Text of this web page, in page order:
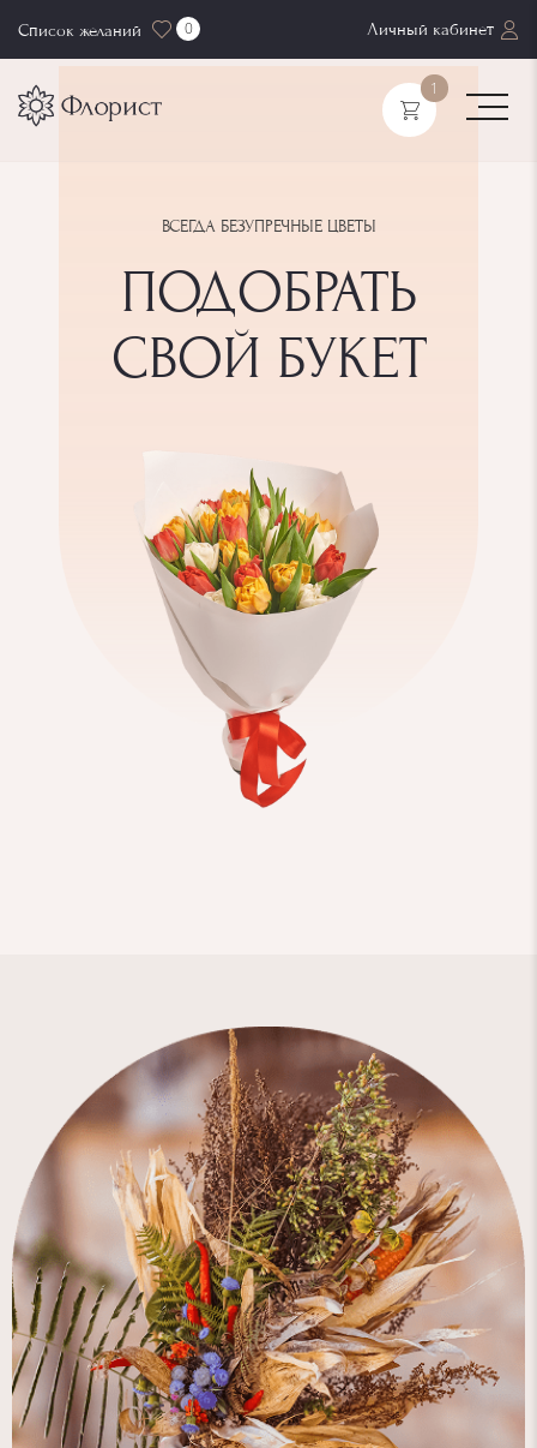
Список желаний 0 Личный кабинет
1
ВСЕГДА БЕЗУПРЕЧНЫЕ ЦВЕТЫ
ПОДОБРАТЬ
СВОЙ БУКЕТ